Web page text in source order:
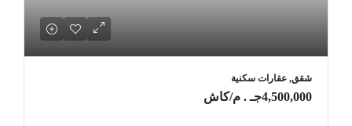
شقق, عقارات سكنية
4,500,000جـ . م /كاش